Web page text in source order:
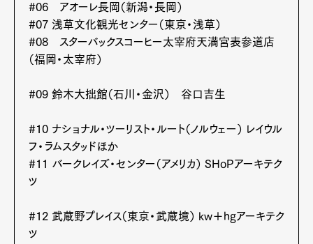
#06 アオーレ長岡（新潟・長岡）
#07 浅草文化観光センター（東京・浅草）
#08 スターバックスコーヒー太宰府天満宮表参道店
（福岡・太宰府）
#09 鈴木大拙館（石川・金沢） 谷口吉生
#10 ナショナル・ツーリスト・ルート（ノルウェー） レイウル
フ・ラムスタッドほか
#11 バークレイズ・センター（アメリカ） SHoPアーキテク
ツ
#12 武蔵野プレイス（東京・武蔵境） kw＋hgアーキテク
ツ